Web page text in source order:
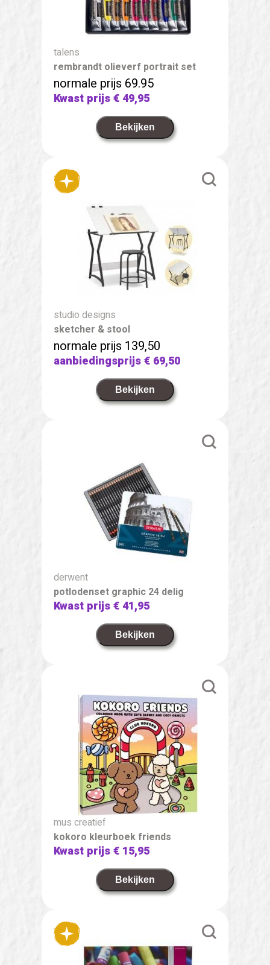
talens
rembrandt olieverf portrait set
normale prijs 69.95
Kwast prijs€ 49,95
Bekijken
studio designs
sketcher & stool
normale prijs 139,50
aanbiedingsprijs€ 69,50
Bekijken
derwent
potlodenset graphic 24 delig
Kwast prijs€ 41,95
Bekijken
mus creatief
kokoro kleurboek friends
Kwast prijs€ 15,95
Bekijken